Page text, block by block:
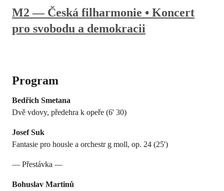
M2 — Česká filharmonie • Koncert
pro svobodu a demokracii
Program
Bedřich Smetana
Dvě vdovy, předehra k opeře (6' 30)
Josef Suk
Fantasie pro housle a orchestr g moll, op. 24 (25')
— Přestávka —
Bohuslav Martinů